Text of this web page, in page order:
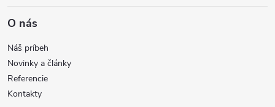
O nás
Náš príbeh
Novinky a články
Referencie
Kontakty